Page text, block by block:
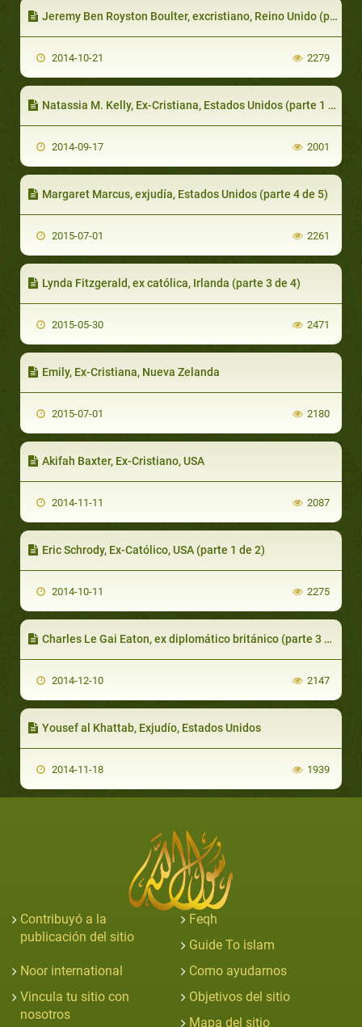
Jeremy Ben Royston Boulter, excristiano, Reino Unido (parte 2 de 7)
2014-10-21 2279
Natassia M. Kelly, Ex-Cristiana, Estados Unidos (parte 1 de 2)
2014-09-17 2001
Margaret Marcus, exjudía, Estados Unidos (parte 4 de 5)
2015-07-01 2261
Lynda Fitzgerald, ex católica, Irlanda (parte 3 de 4)
2015-05-30 2471
Emily, Ex-Cristiana, Nueva Zelanda
2015-07-01 2180
Akifah Baxter, Ex-Cristiano, USA
2014-11-11 2087
Eric Schrody, Ex-Católico, USA (parte 1 de 2)
2014-10-11 2275
Charles Le Gai Eaton, ex diplomático británico (parte 3 de 6)
2014-12-10 2147
Yousef al Khattab, Exjudío, Estados Unidos
2014-11-18 1939
Contribuyó a la
publicación del sitio
Feqh
Guide To islam
Noor international
Como ayudarnos
Vincula tu sitio con
nosotros
Objetivos del sitio
Mapa del sitio